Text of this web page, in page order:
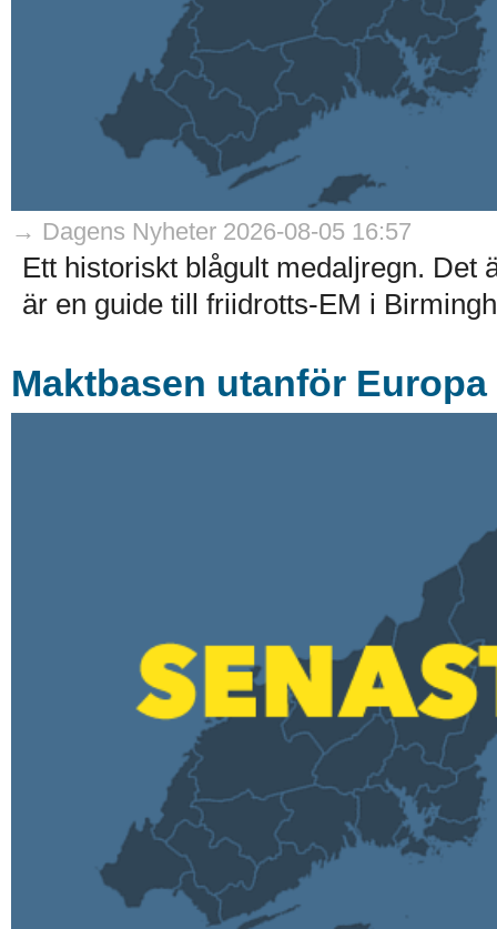
→ Dagens Nyheter 2026-08-05 16:57
Ett historiskt blågult medaljregn. Det
är en guide till friidrotts-EM i
Maktbasen utanför